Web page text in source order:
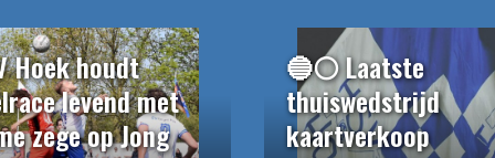
Hoek houdt
levend met
zege op Jong
🔵⚪️ Laatste
thuiswedstrijd
kaartverkoop